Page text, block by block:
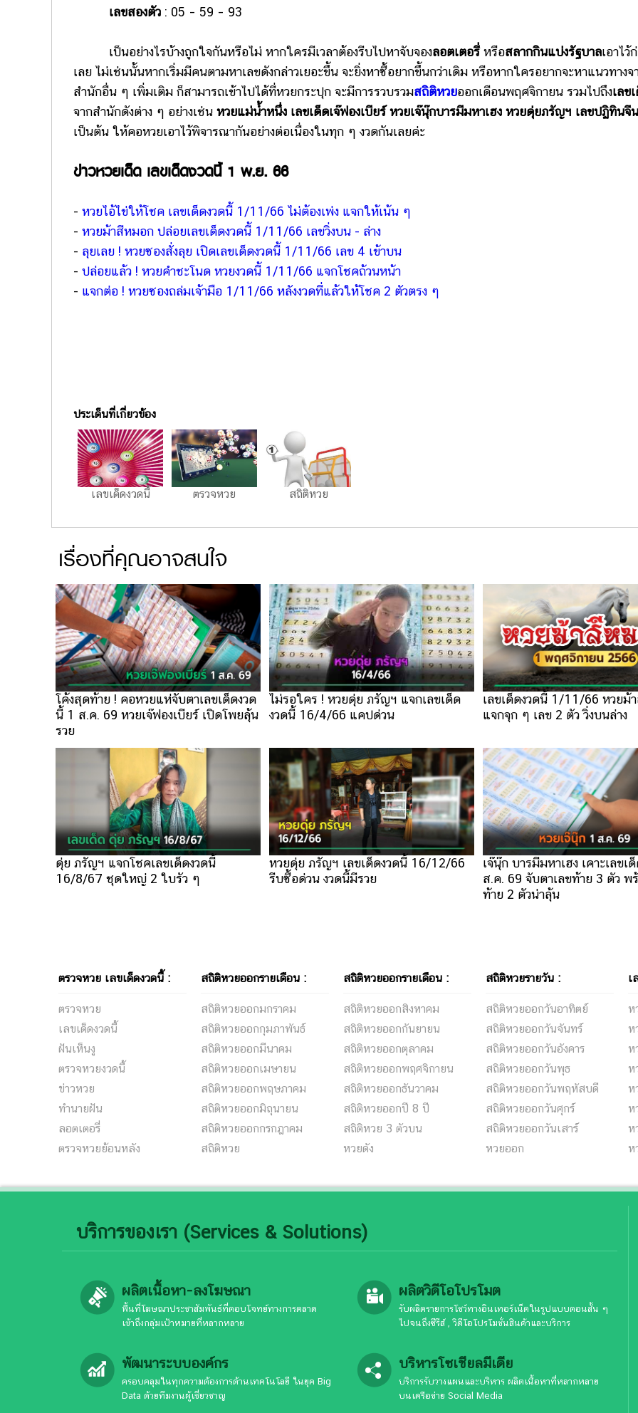
เลขสองตัว : 05 – 59 – 93
เป็นอย่างไรบ้างถูกใจกันหรือไม่ หากใครมีเวลาต้องรีบไปหาจับจองลอตเตอรี่หรือสลากกินแบ่งรัฐบาลเอาไว้
เลย ไม่เช่นนั้นหากเริ่มมีคนตามหาเลขดังกล่าวเยอะขึ้น จะยิ่งหาซื้อยากขึ้นกว่าเดิม หรือหากใครอยากจะหาแนวทางจ
สำนักอื่น ๆ เพิ่มเติม ก็สามารถเข้าไปได้ที่หวยกระปุก จะมีการรวบรวมสถิติหวยออกเดือนพฤศจิกายน รวมไปถึงเลข
จากสำนักดังต่าง ๆ อย่างเช่น หวยแม่น้ำหนึ่ง เลขเด็ดเจ๊ฟองเบียร์ หวยเจ๊นุ๊กบารมีมหาเฮง หวยดุ่ยภรัญฯ เลขปฏิทินจีน
เป็นต้น ให้คอหวยเอาไว้พิจารณากันอย่างต่อเนื่องในทุก ๆ งวดกันเลยค่ะ
ข่าวหวยเด็ด เลขเด็ดงวดนี้ 1 พ.ย. 66
- หวยไอ้ไข่ให้โชค เลขเด็ดงวดนี้ 1/11/66 ไม่ต้องเพ่ง แจกให้เน้น ๆ
- หวยม้าสีหมอก ปล่อยเลขเด็ดงวดนี้ 1/11/66 เลขวิ่งบน - ล่าง
- ลุยเลย ! หวยซองสั่งลุย เปิดเลขเด็ดงวดนี้ 1/11/66 เลข 4 เข้าบน
- ปล่อยแล้ว ! หวยคำชะโนด หวยงวดนี้ 1/11/66 แจกโชคถ้วนหน้า
- แจกต่อ ! หวยซองถล่มเจ้ามือ 1/11/66 หลังงวดที่แล้วให้โชค 2 ตัวตรง ๆ
ประเด็นที่เกี่ยวข้อง
เลขเด็ดงวดนี้ ตรวจหวย สถิติหวย
เรื่องที่คุณอาจสนใจ
โค้งสุดท้าย ! คอหวยแห่จับตาเลขเด็ดงวด
นี้ 1 ส.ค. 69 หวยเจ๊ฟองเบียร์ เปิดโพยลุ้น
รวย
ไม่รอใคร ! หวยดุ่ย ภรัญฯ แจกเลขเด็ด
งวดนี้ 16/4/66 แคปด่วน
เลขเด็ดงวดนี้ 1/11/66 หวยม้
แจกจุก ๆ เลข 2 ตัว วิ่งบนล่าง
ดุ่ย ภรัญฯ แจกโชคเลขเด็ดงวดนี้
16/8/67 ชุดใหญ่ 2 ใบรัว ๆ
หวยดุ่ย ภรัญฯ เลขเด็ดงวดนี้ 16/12/66
รีบซื้อด่วน งวดนี้มีรวย
เจ๊นุ๊ก บารมีมหาเฮง เคาะเลขเ
ส.ค. 69 จับตาเลขท้าย 3 ตัว พ
ท้าย 2 ตัวน่าลุ้น
ตรวจหวย เลขเด็ดงวดนี้ :
ตรวจหวย
เลขเด็ดงวดนี้
ฝันเห็นงู
ตรวจหวยงวดนี้
ข่าวหวย
ทํานายฝัน
ลอตเตอรี่
ตรวจหวยย้อนหลัง
สถิติหวยออกรายเดือน :
สถิติหวยออกมกราคม
สถิติหวยออกกุมภาพันธ์
สถิติหวยออกมีนาคม
สถิติหวยออกเมษายน
สถิติหวยออกพฤษภาคม
สถิติหวยออกมิถุนายน
สถิติหวยออกกรกฎาคม
สถิติหวย
สถิติหวยออกรายเดือน :
สถิติหวยออกสิงหาคม
สถิติหวยออกกันยายน
สถิติหวยออกตุลาคม
สถิติหวยออกพฤศจิกายน
สถิติหวยออกธันวาคม
สถิติหวยออกปี 8 ปี
สถิติหวย 3 ตัวบน
หวยดัง
สถิติหวยรายวัน :
สถิติหวยออกวันอาทิตย์
สถิติหวยออกวันจันทร์
สถิติหวยออกวันอังคาร
สถิติหวยออกวันพุธ
สถิติหวยออกวันพฤหัสบดี
สถิติหวยออกวันศุกร์
สถิติหวยออกวันเสาร์
หวยออก
เ
ห
ห
ห
ห
ห
ห
ห
ห
บริการของเรา (Services & Solutions)
ผลิตเนื้อหา-ลงโฆษณา
พื้นที่โฆษณาประชาสัมพันธ์ที่ตอบโจทย์ทางการตลาด
เข้าถึงกลุ่มเป้าหมายที่หลากหลาย
ผลิตวิดีโอโปรโมต
รับผลิตรายการโชว์ทางอินเทอร์เน็ตในรูปแบบตอนสั้น ๆ
ไปจนถึงซีรีส์ , วิดีโอโปรโมชั่นสินค้าและบริการ
พัฒนาระบบองค์กร
ครอบคลุมในทุกความต้องการด้านเทคโนโลยี ในยุค Big
Data ด้วยทีมงานผู้เชี่ยวชาญ
บริหารโซเชียลมีเดีย
บริการรับวางแผนและบริหาร ผลิตเนื้อหาที่หลากหลาย
บนเครือข่าย Social Media